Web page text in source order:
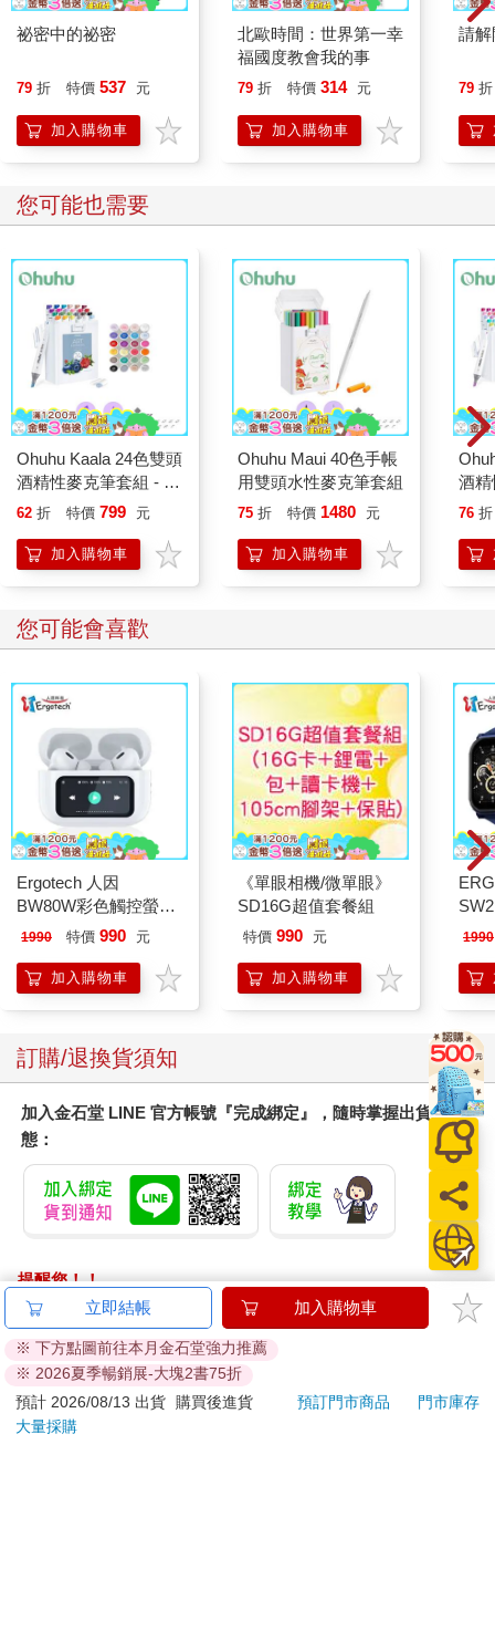
祕密中的祕密
79 折 特價 537 元
加入購物車
北歐時間：世界第一幸
福國度教會我的事
79 折 特價 314 元
加入購物車
請解
79 折
您可能也需要
Ohuhu Kaala 24色雙頭
酒精性麥克筆套組 - 鮮
明色系
62 折 特價 799 元
加入購物車
Ohuhu Maui 40色手帳
用雙頭水性麥克筆套組
75 折 特價 1480 元
加入購物車
酒
畫色
76 折
您可能會喜歡
Ergotech 人因
BW80W彩色觸控螢幕
ANC降噪藍牙耳機
1990 特價 990 元
加入購物車
《單眼相機/微單眼》
SD16G超值套餐組
特價 990 元
加入購物車
泳
1990
訂購/退換貨須知
加入金石堂 LINE 官方帳號『完成綁定』，隨時掌握出貨動
態：
提醒您！！
金石堂及銀行均不會請您操作ATM! 如接獲電話要求您前往
ATM提款機，請不要聽從指示，以免受騙上當！
退換貨須知：
**提醒您，鑑賞期不等於試用期，退回商品須為全新狀態**
依據「消費者保護法」第19條及行政院消費者保護處公告之
立即結帳 加入購物車
※ 下方點圖前往本月金石堂強力推薦
※ 2026夏季暢銷展-大塊2書75折
預計 2026/08/13 出貨
購買後進貨 預訂門市商品
門市庫存
大量採購